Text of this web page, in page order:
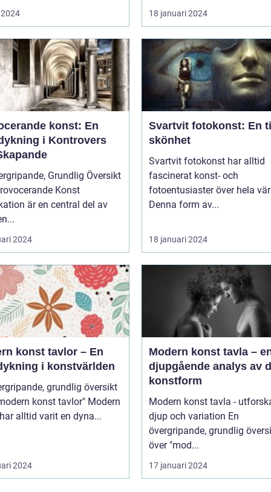
18 januari 2024
konst: En
i Kontrovers
Grundlig Översikt
Konst
är en central del av
2024
Svartvit fotokonst: En
skönhet
Svartvit fotokonst har alltid
fascinerat konst- och
fotoentusiaster över hela
Denna form av...
18 januari 2024
konst tavlor – En
i konstvärlden
grundlig översikt
konst tavlor" Modern
alltid varit en dyna...
2024
Modern konst tavla –
djupgående analys av
konstform
Modern konst tavla -
djup och variation En
övergripande, grundlig
över "mod...
17 januari 2024